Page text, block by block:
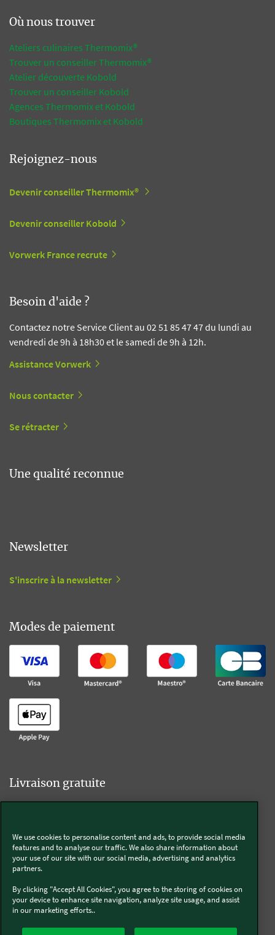
Où nous trouver
Ateliers culinaires Thermomix®
Trouver un conseiller Thermomix®
Atelier découverte Kobold
Trouver un conseiller Kobold
Agences Thermomix et Kobold
Boutiques Thermomix et Kobold
Rejoignez-nous
Devenir conseiller Thermomix®
Devenir conseiller Kobold
Vorwerk France recrute
Besoin d'aide ?
Contactez notre Service Client au 02 51 85 47 47 du lundi au
vendredi de 9h à 18h30 et le samedi de 9h à 12h.
Assistance Vorwerk
Nous contacter
Se rétracter
Une qualité reconnue
Newsletter
S'inscrire à la newsletter
Modes de paiement
Livraison gratuite
Livraison offerte sur l'e-shop dès 55€ d'achat.
Kobold
We use cookies to personalise content and ads, to provide social media
features and to analyse our traffic. We also share information about
your use of our site with our social media, advertising and analytics
partners.
By clicking "Accept All Cookies", you agree to the storing of cookies on
your device to enhance site navigation, analyze site usage, and assist
in our marketing efforts..